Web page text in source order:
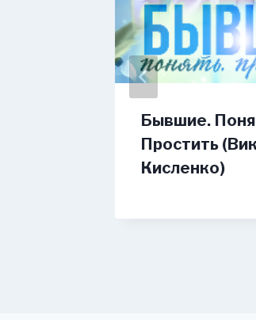
Бывшие.
Простить
Кисленко)